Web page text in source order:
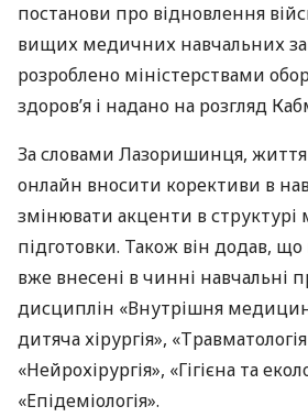
постанови про відновлення
вищих медичних навчальних
розроблено міністерствами
здоров’я і надано на розгляд
За словами Лазоришинця,
онлайн вносити корективи в
змінювати акценти в структурі
підготовки. Також він додав, що
вже внесені в чинні навчальні
дисциплін «Внутрішня
дитяча хірургія»,
«Нейрохірургія», «Гігієна та
«Епідеміологія».